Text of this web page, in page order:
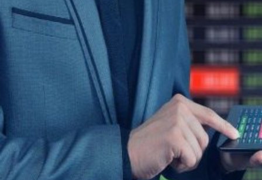
Área de clientes